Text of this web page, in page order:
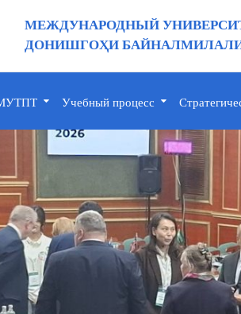
МЕЖДУНАРОДНЫЙ
ДОНИШГОҲИ
Учебный процесс